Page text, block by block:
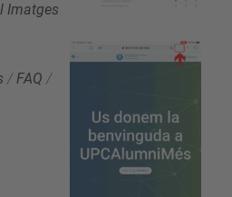
Imatges
/ FAQ /